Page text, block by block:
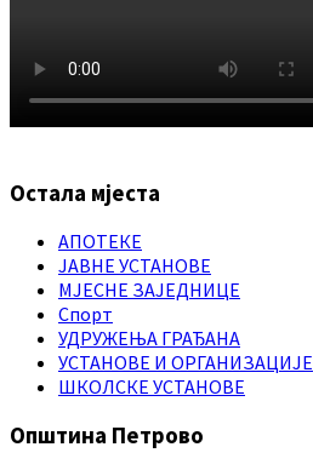
Остала мјеста
АПОТЕКЕ
ЈАВНЕ УСТАНОВЕ
МЈЕСНЕ ЗАЈЕДНИЦЕ
Спорт
УДРУЖЕЊА ГРАЂАНА
УСТАНОВЕ И ОРГАНИЗАЦИЈЕ
ШКОЛСКЕ УСТАНОВЕ
Општина Петрово